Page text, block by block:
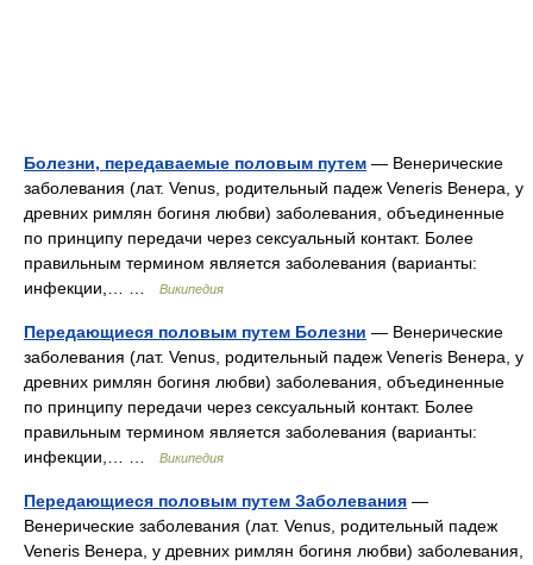
Болезни, передаваемые половым путем — Венерические
заболевания (лат. Venus, родительный падеж Veneris Венера, у
древних римлян богиня любви) заболевания, объединенные
по принципу передачи через сексуальный контакт. Более
правильным термином является заболевания (варианты:
инфекции,… …
Википедия
Передающиеся половым путем Болезни — Венерические
заболевания (лат. Venus, родительный падеж Veneris Венера, у
древних римлян богиня любви) заболевания, объединенные
по принципу передачи через сексуальный контакт. Более
правильным термином является заболевания (варианты:
инфекции,… …
Википедия
Передающиеся половым путем Заболевания —
Венерические заболевания (лат. Venus, родительный падеж
Veneris Венера, у древних римлян богиня любви) заболевания,